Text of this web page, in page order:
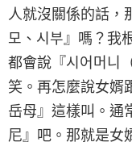
人就沒關係的話，
모、시부』嗎？我
都會說『시어머니
笑。再怎麼說女婿
岳母』這樣叫。通
尼』吧。那就是女